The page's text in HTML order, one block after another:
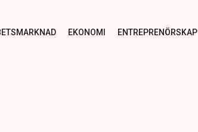
EKONOMI ENTREPRENÖRSKAP